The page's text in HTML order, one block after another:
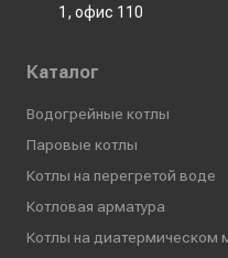
1, офис 110
Каталог
Водогрейные котлы
Паровые котлы
Котлы на перегретой воде
Котловая арматура
Котлы на диатермическом